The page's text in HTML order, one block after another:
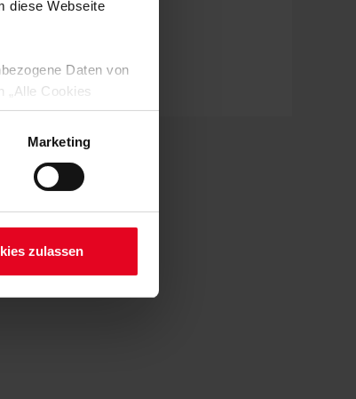
diese Webseite
Daten von
„Alle Cookies
Ihrer
Abs. 1 lit. a DSGVO
Ihre etwaig erteilten
Marketing
zulassen